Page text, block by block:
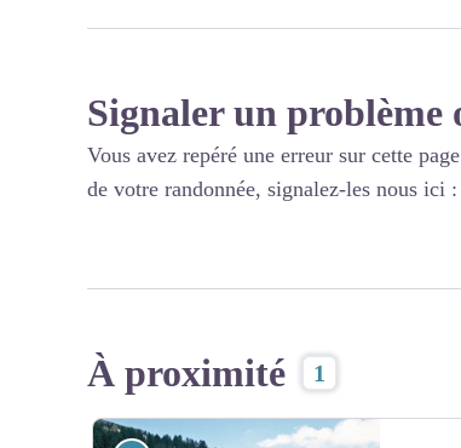
Signaler un problème
Vous avez repéré une erreur sur cette
de votre randonnée, signalez-les nous ici :
À proximité 1